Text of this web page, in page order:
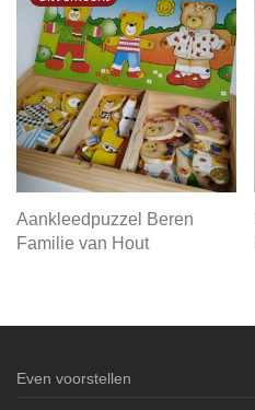
Aankleedpuzzel Beren
Familie van Hout
Even voorstellen